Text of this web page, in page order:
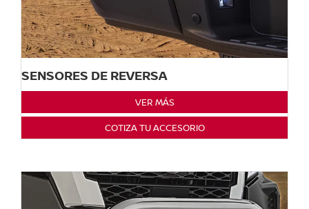
SENSORES DE REVERSA
VER MÁS
COTIZA TU ACCESORIO